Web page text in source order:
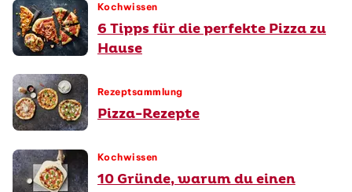
Kochwissen
6 Tipps für die perfekte Pizza zu
Hause
Rezeptsammlung
Pizza-Rezepte
Kochwissen
10 Gründe, warum du einen